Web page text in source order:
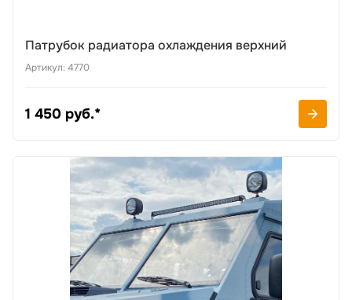
Патрубок радиатора охлаждения верхний
Артикул: 4770
1 450 руб.*